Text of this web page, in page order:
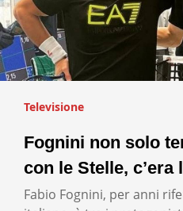
Televisione
Fognini non solo
con le Stelle,
Fabio Fognini, per anni